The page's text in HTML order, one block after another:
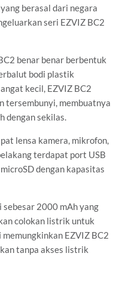
berasal dari negara
seri EZVIZ BC2
benar benar berbentuk
bodi plastik
kecil, EZVIZ BC2
tersembunyi, membuatnya
dengan sekilas.
lensa kamera, mikrofon,
terdapat port USB
dengan kapasitas
2000 mAh yang
colokan listrik untuk
EZVIZ BC2
tanpa akses listrik